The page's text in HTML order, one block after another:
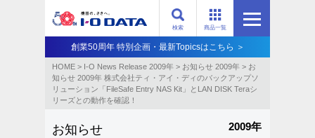
商品一覧
検索
創業50周年 特別企画・最新Topicsはこちら ＞
HOME > I-O News Release 2009年 > お知らせ 2009年 > お
知らせ 2009年 株式会社ティ・アイ・ディのバックアップソ
リューション「FileSafe Entry NAS Kit」とLAN DISK Teraシ
リーズとの動作を確認！
お知らせ 2009年